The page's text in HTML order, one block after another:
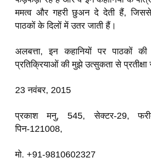
ममत्व और गहरी छुअन दे देती हैं, जिससे
पाठकों के दिलों में उतर जाती हैं।
अलबत्ता, इन कहानियों पर पाठकों
प्रतिक्रियाओं की मुझे उत्सुकता से प्रतीक्षा
23 नवंबर, 2015
प्रकाश मनु, 545, सेक्टर-29,
पिन-121008,
मो. +91-9810602327